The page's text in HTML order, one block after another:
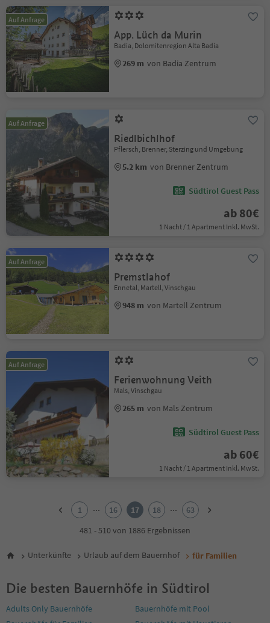
Auf Anfrage
App. Lüch da Murin
Badia, Dolomitenregion Alta Badia
269 m von Badia Zentrum
Auf Anfrage
Riedlbichlhof
Pflersch, Brenner, Sterzing und Umgebung
5.2 km von Brenner Zentrum
Südtirol Guest Pass
ab 80€
1 Nacht / 1 Apartment Inkl. MwSt.
Auf Anfrage
Premstlahof
Ennetal, Martell, Vinschgau
948 m von Martell Zentrum
Auf Anfrage
Ferienwohnung Veith
Mals, Vinschgau
265 m von Mals Zentrum
Südtirol Guest Pass
ab 60€
1 Nacht / 1 Apartment Inkl. MwSt.
6
9
11
1 ... 16 17 18 ...
63
481 - 510 von 1886 Ergebnissen
Unterkünfte Urlaub auf dem Bauernhof für Familien
Die besten Bauernhöfe in Südtirol
Adults Only Bauernhöfe
Bauernhöfe mit Pool